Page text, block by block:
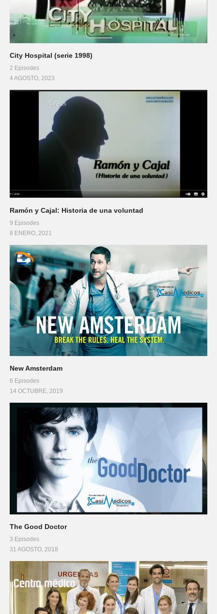
City Hospital (serie 1998)
2 Episodes
4 AGOSTO, 2023
Ramón y Cajal: Historia de una voluntad
9 Episodes
8 ENERO, 2021
New Amsterdam
6 Episodes
14 OCTUBRE, 2019
The Good Doctor
3 Episodes
31 AGOSTO, 2018